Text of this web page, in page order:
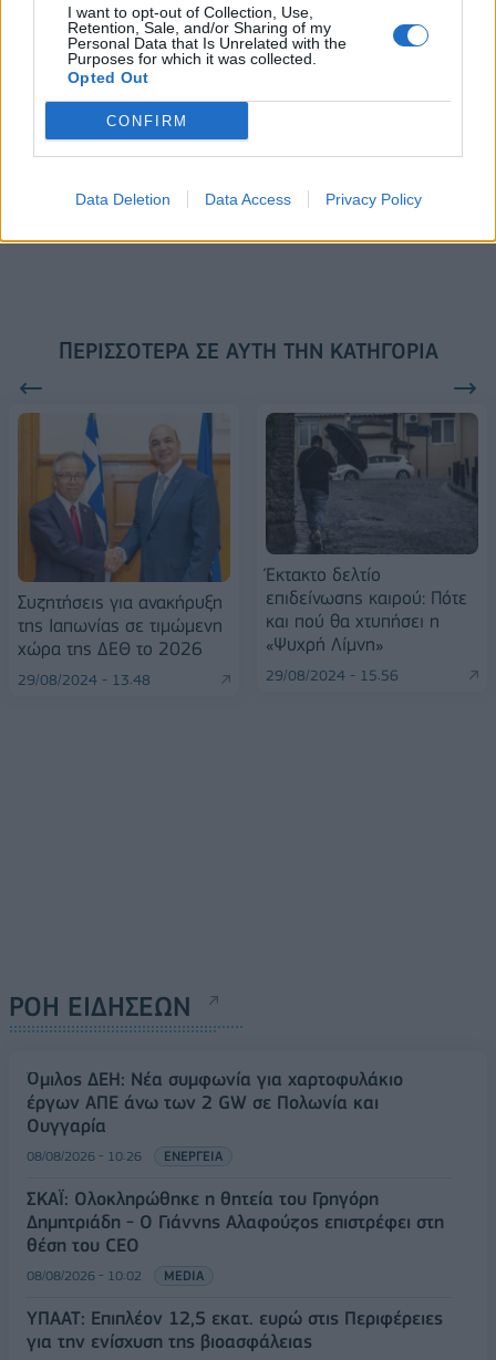
I want to opt-out of Collection, Use,
Retention, Sale, and/or Sharing of my
Personal Data that Is Unrelated with the
Purposes for which it was collected.
Opted Out
CONFIRM
Data Deletion Data Access Privacy Policy
2028
Alpha Bank: Για πρώτη φορά το Αρχαίο Θέατρο Επιδαύρου άνοιξε τις
ΠΕΡΙΣΣΌΤΕΡΑ ΣΕ ΑΥΤΉ ΤΗΝ ΚΑΤΗΓΟΡΊΑ
Συζητήσεις για ανακήρυξη
της Ιαπωνίας σε τιμώμενη
χώρα της ΔΕΘ το 2026
29/08/2024 - 13:48
Έκτακτο δελτίο
επιδείνωσης καιρού: Πότε
και πού θα χτυπήσει η
«Ψυχρή Λίμνη»
29/08/2024 - 15:56
ΡΟΗ ΕΙΔΗΣΕΩΝ
Όμιλος ΔΕΗ: Νέα συμφωνία για χαρτοφυλάκιο
έργων ΑΠΕ άνω των 2 GW σε Πολωνία και
Ουγγαρία
08/08/2026 - 10:26 ΕΝΕΡΓΕΙΑ
ΣΚΑΪ: Ολοκληρώθηκε η θητεία του Γρηγόρη
Δημητριάδη - Ο Γιάννης Αλαφούζος επιστρέφει στη
θέση του CEO
08/08/2026 - 10:02 MEDIA
ΥΠΑΑΤ: Επιπλέον 12,5 εκατ. ευρώ στις Περιφέρειες
για την ενίσχυση της βιοασφάλειας